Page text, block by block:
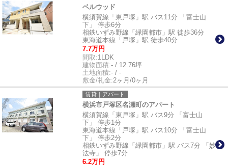
ベルウッド
横須賀線「東戸塚」駅 バス11分 「富士山
下」 停歩6分
相鉄いずみ野線「緑園都市」駅 徒歩36分
東海道本線「戸塚」駅 徒歩40分
7.7万円
間取:1LDK
建物面積:- / 12.76坪
土地面積:- / -
敷金/礼金:2ヶ月/0ヶ月
賃貸｜アパート
横浜市戸塚区名瀬町のアパート
横須賀線「東戸塚」駅 バス9分 「富士山
下」 停歩1分
東海道本線「戸塚」駅 バス10分 「富士山
下」 停歩2分
相鉄いずみ野線「緑園都市」駅 バス7分 「妙
法寺」 停歩7分
6.2万円